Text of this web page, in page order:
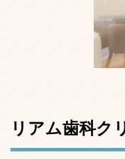
リアム歯科ク